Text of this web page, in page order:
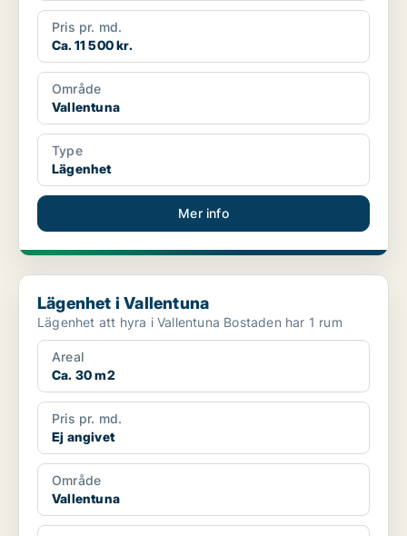
Pris pr. md.
Ca. 11 500 kr.
Område
Vallentuna
Type
Lägenhet
Mer info
Lägenhet i Vallentuna
Lägenhet i Vallentuna
Lägenhet att hyra i Vallentuna Bostaden har 1 rum
Areal
Ca. 30 m2
Pris pr. md.
Ej angivet
Område
Vallentuna